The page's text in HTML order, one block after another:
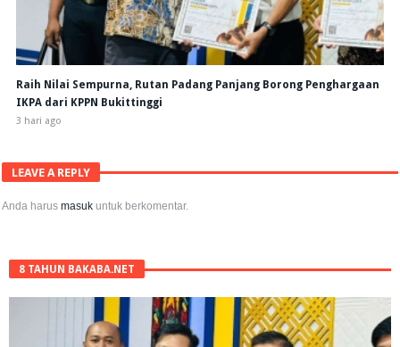
Raih Nilai Sempurna, Rutan Padang Panjang Borong Penghargaan
IKPA dari KPPN Bukittinggi
3 hari ago
LEAVE A REPLY
Anda harusmasuk untuk berkomentar.
8 TAHUN BAKABA.NET